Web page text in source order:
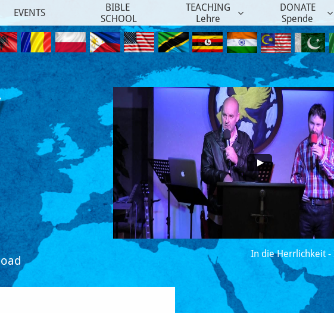
EVENTS
BIBLE
SCHOOL
TEACHING
Lehre

DONATE
Spende

In die Herrlichkeit -